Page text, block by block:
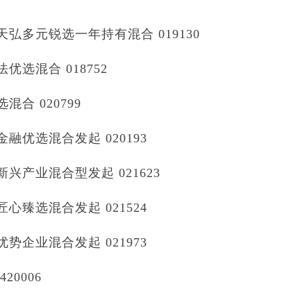
弘多元锐选一年持有混合 019130
优选混合 018752
混合 020799
融优选混合发起 020193
兴产业混合型发起 021623
心臻选混合发起 021524
势企业混合发起 021973